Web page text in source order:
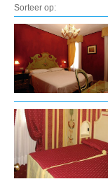
Sorteer op: